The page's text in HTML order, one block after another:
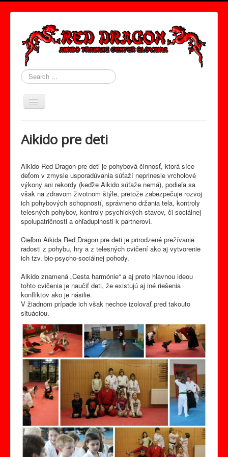
Search
...
Toggle
O Nás
Tréningy
Red Dragon Band
Semináre
Aikido pre deti
Kontakt
Aikido pre deti
Aikido Red Dragon pre deti je pohybová činnosť, ktorá síce
deťom v zmysle usporadúvania súťaží neprinesie vrcholové
výkony ani rekordy (keďže Aikido súťaže nemá), podieľa sa
však na zdravom životnom štýle, pretože zabezpečuje rozvoj
ich pohybových schopností, správneho držania tela, kontroly
telesných pohybov, kontroly psychických stavov, či sociálnej
spolupatričnosti a ohľaduplnosti k partnerovi.
Cieľom Aikida Red Dragon pre deti je prirodzené prežívanie
radosti z pohybu, hry a z telesných cvičení ako aj vytvorenie
ich tzv. bio-psycho-sociálnej pohody.
Aikido znamená „Cesta harmónie“ a aj preto hlavnou ideou
tohto cvičenia je naučiť deti, že existujú aj iné riešenia
konfliktov ako je násilie.
V žiadnom prípade ich však nechce izolovať pred takouto
situáciou.